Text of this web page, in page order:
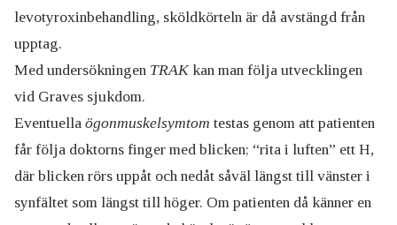
levotyroxinbehandling, sköldkörteln är då avstängd från
upptag.
Med undersökningen TRAKkan man följa utvecklingen
vid Graves sjukdom.
Eventuella ögonmuskelsymtom testas genom att patienten
får följa doktorns finger med blicken; “rita i luften” ett H,
där blicken rörs uppåt och nedåt såväl längst till vänster i
synfältet som längst till höger. Om patienten då känner en